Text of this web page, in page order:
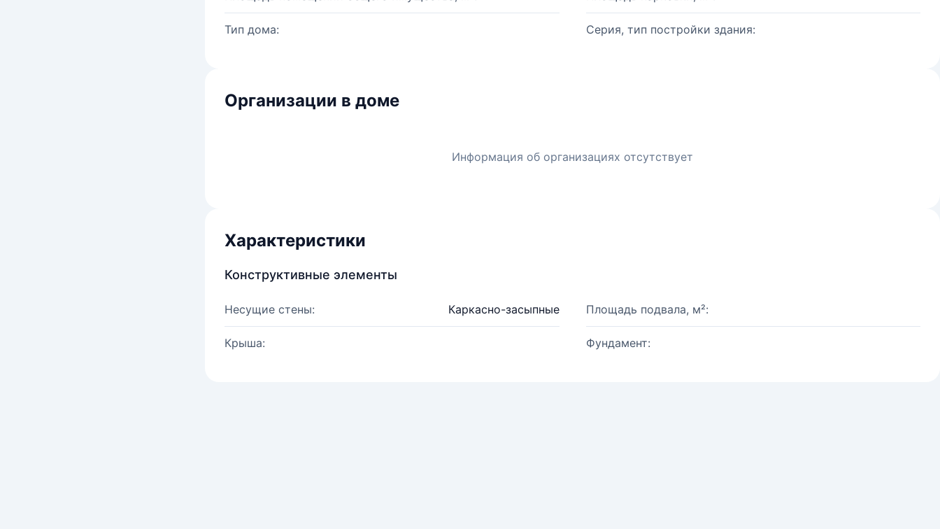
Тип дома: Серия, тип постройки здания:
Организации в доме
Информация об организациях отсутствует
Характеристики
Конструктивные элементы
Несущие стены: Каркасно-засыпные Площадь подвала, м²:
Крыша: Фундамент: